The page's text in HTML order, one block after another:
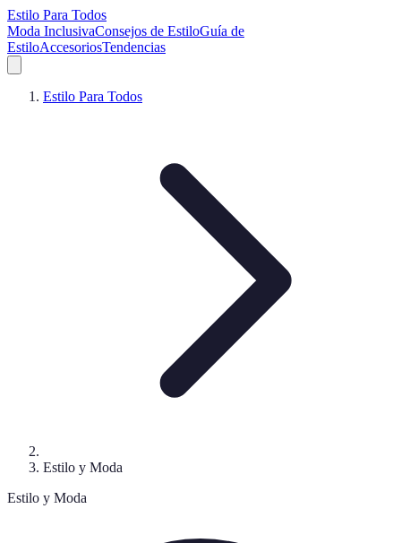
Estilo Para Todos
Moda InclusivaConsejos de EstiloGuía de
EstiloAccesoriosTendencias
Estilo Para Todos
Estilo y Moda
Estilo y Moda